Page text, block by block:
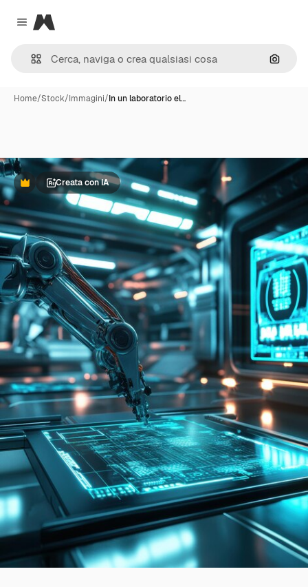
Close menu
Magnific
Cerca
Home/Stock/Immagini/In un laboratorio el…
PremiumCreata con IA